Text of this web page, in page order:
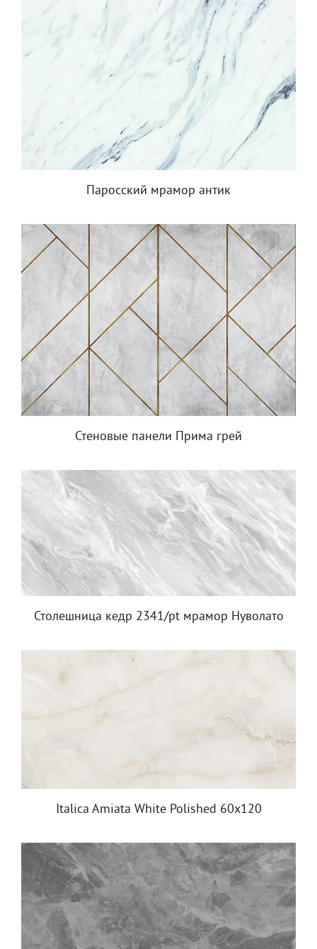
Паросский мрамор антик
Стеновые панели Прима грей
Столешница кедр 2341/pt мрамор Нуволато
Italica Amiata White Polished 60x120